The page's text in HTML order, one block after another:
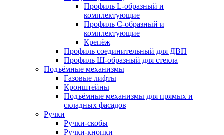
Профиль L-образный и
комплектующие
Профиль C-образный и
комплектующие
Крепёж
Профиль соединительный для ДВП
Профиль Ш-образный для стекла
Подъёмные механизмы
Газовые лифты
Кронштейны
Подъёмные механизмы для прямых и
складных фасадов
Ручки
Ручки-скобы
Ручки-кнопки